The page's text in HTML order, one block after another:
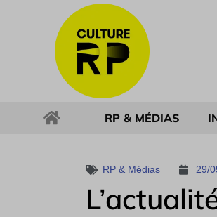
RP & MÉDIAS
RP & Médias 29/